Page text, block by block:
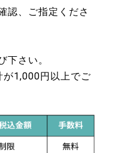
認、ご指定くださ
さい。
1,000円以上でご